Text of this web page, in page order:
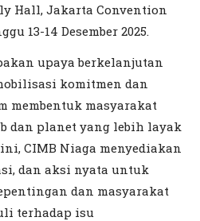
Hall, Jakarta Convention
13-14 Desember 2025.
upaya berkelanjutan
komitmen dan
membentuk masyarakat
dan planet yang lebih layak
CIMB Niaga menyediakan
dan aksi nyata untuk
dan masyarakat
terhadap isu